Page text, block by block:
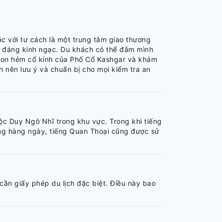
với tư cách là một trung tâm giao thương
kinh ngạc. Du khách có thể đắm mình
hẻm cổ kính của Phố Cổ Kashgar và khám
lưu ý và chuẩn bị cho mọi kiểm tra an
Duy Ngô Nhĩ trong khu vực. Trong khi tiếng
hàng ngày, tiếng Quan Thoại cũng được sử
giấy phép du lịch đặc biệt. Điều này bao